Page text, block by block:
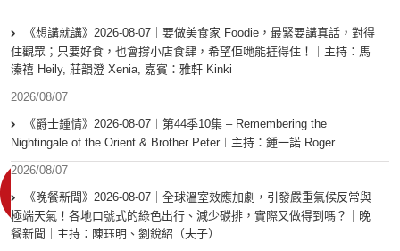
《想講就講》2026-08-07｜要做美食家 Foodie，最緊要講真話，對得
住觀眾；只要好食，也會撐小店食肆，希望佢哋能捱得住！｜主持：馬
溱禧 Heily, 莊韻澄 Xenia, 嘉賓：雅軒 Kinki
2026/08/07
《爵士鍾情》2026-08-07︱第44季10集 – Remembering the
Nightingale of the Orient & Brother Peter︱主持：鍾一諾 Roger
2026/08/07
《晚餐新聞》2026-08-07｜全球溫室效應加劇，引發嚴重氣候反常與
極端天氣！各地口號式的綠色出行、減少碳排，實際又做得到嗎？｜晚
餐新聞｜主持：陳珏明、劉銳紹（夫子）